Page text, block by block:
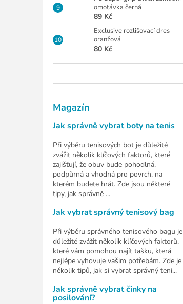
omotávka černá
89 Kč
Exclusive rozlišovací dres
oranžová
80 Kč
Magazín
Jak správně vybrat boty na tenis
Při výběru tenisových bot je důležité
zvážit několik klíčových faktorů, které
zajišťují, že obuv bude pohodlná,
podpůrná a vhodná pro povrch, na
kterém budete hrát. Zde jsou některé
tipy, jak správně ...
Jak vybrat správný tenisový bag
Při výběru správného tenisového bagu je
důležité zvážit několik klíčových faktorů,
které vám pomohou najít tašku, která
nejlépe vyhovuje vašim potřebám. Zde je
několik tipů, jak si vybrat správný teni...
Jak správně vybrat činky na
posilování?